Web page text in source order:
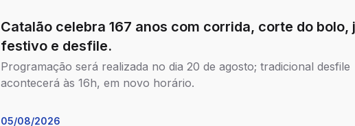
Catalão celebra 167 anos com corrida, corte do bolo,
festivo e desfile.
Programação será realizada no dia 20 de agosto; tradicional desfile
acontecerá às 16h, em novo horário.
05/08/2026